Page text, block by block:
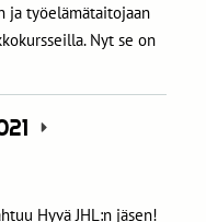
ja työelämätaitojaan
Nyt se on
Hyvä JHL:n jäsen!